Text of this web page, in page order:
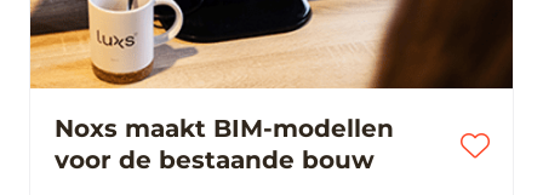
Noxs maakt BIM-modellen
voor de bestaande bouw